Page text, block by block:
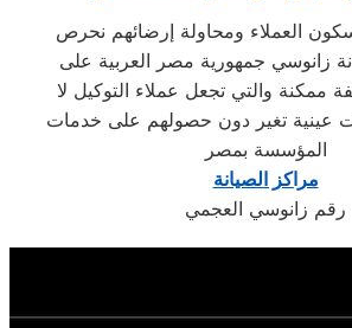
العملاء ومحاولة إرضائهم نحرص
زانوسي جمهورية مصر العربية على
ممكنة والتي تجعل عملاء التوكيل لا
عينية تغير دون حصولهم على خدمات
المؤسسة بمصر
مراكز الصيانة
رقم زانوسي العجمي